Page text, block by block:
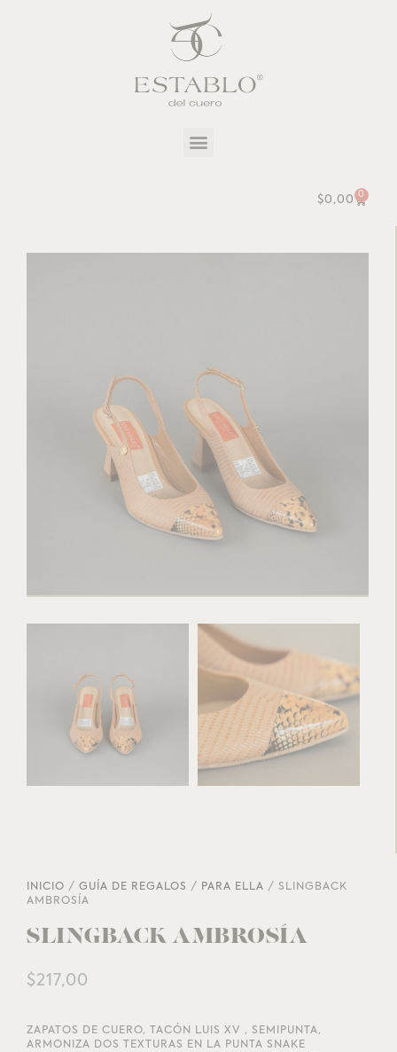
$0,00
0
INICIO / GUÍA DE REGALOS / PARA ELLA / SLINGBACK
AMBROSÍA
SLINGBACK AMBROSÍA
$217,00
ZAPATOS DE CUERO, TACÓN LUIS XV , SEMIPUNTA,
ARMONIZA DOS TEXTURAS EN LA PUNTA SNAKE